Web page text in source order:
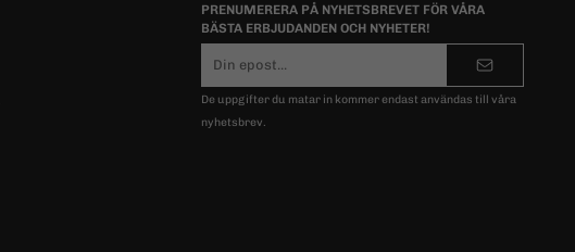
PRENUMERERA PÅ NYHETSBREVET FÖR VÅRA
BÄSTA ERBJUDANDEN OCH NYHETER!
postadress
De uppgifter du matar in kommer endast användas till våra
nyhetsbrev.